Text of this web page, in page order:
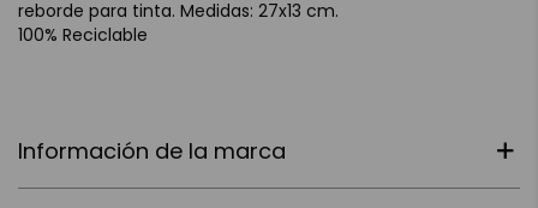
reborde para tinta. Medidas: 27x13 cm.
100% Reciclable
Información de la marca